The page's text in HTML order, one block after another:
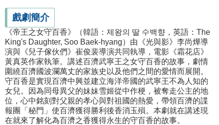
戲劇簡介
《帝王之女守百香》（韓語：제왕의 딸 수백향，英語：The
King's Daughter, Soo Baek-hyang）由《光與影》李尚燁導
演與《兒子傢伙們》崔俊裴導演共同執導，電影《霜花店》
黃真英作家執筆。講述百濟武寧王之女守百香的故事，劇情
圍繞百濟國波瀾萬丈的家族史以及他們之間的愛情而展開。
守百香是實現百濟中興並建立海洋帝國的武寧王不為人知的
女兒。因為同母異父的妹妹雪姬從中作梗，被奪走公主的地
位，心中銘刻對父親的孝心與對祖國的熱愛，帶領百濟的諜
報團「秘門」使百濟獲得勝利後香消玉殞。本劇就在講述現
在就來了解化為百濟之香獲得永生的守百香的故事。